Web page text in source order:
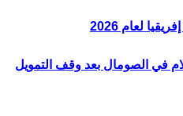
في الصومال بعد وقف التمويل